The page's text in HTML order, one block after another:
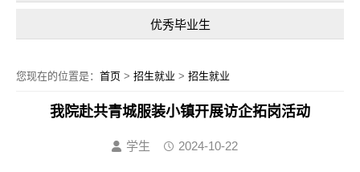
优秀毕业生
您现在的位置是： 首页 > 招生就业 > 招生就业
我院赴共青城服装小镇开展访企拓岗活动
学生 2024-10-22